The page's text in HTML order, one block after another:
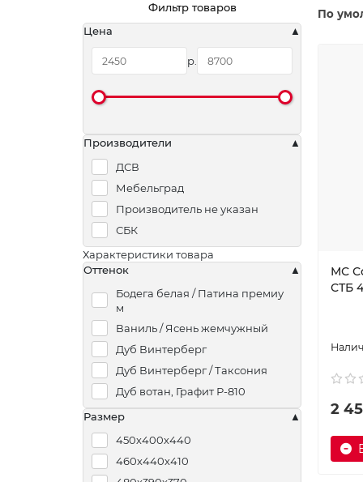
Фильтр товаров
Цена
р.
Производители
ДСВ
Мебельград
Производитель не указан
СБК
Характеристики товара
Оттенок
Бодега белая / Патина премиу
м
Ваниль / Ясень жемчужный
Дуб Винтерберг
Дуб Винтерберг / Таксония
Дуб вотан, Графит Р-810
Кофе / Капучино
Размер
450х400х440
460х440х410
По
МС
СТБ
2